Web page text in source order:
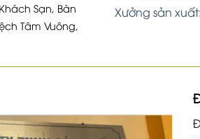
Sạn, Bàn
Tâm Vuông,
Xưởng sản